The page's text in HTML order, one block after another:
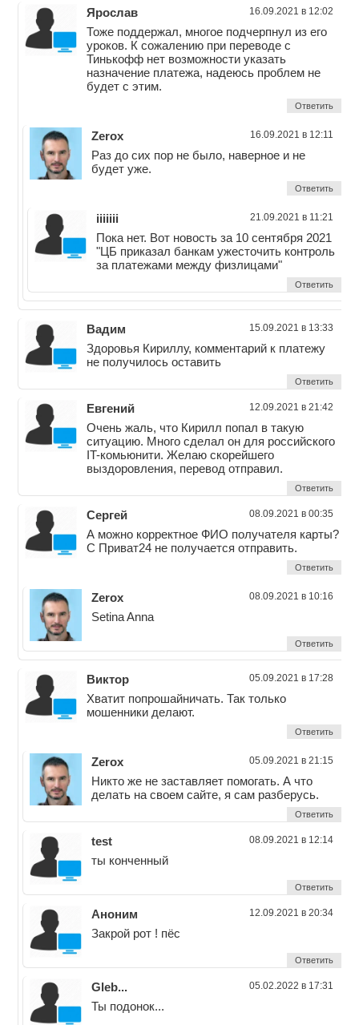
Ярослав 16.09.2021 в 12:02
Тоже поддержал, многое подчерпнул из его
уроков. К сожалению при переводе с
Тинькофф нет возможности указать
назначение платежа, надеюсь проблем не
будет с этим.
Ответить
Zerox 16.09.2021 в 12:11
Раз до сих пор не было, наверное и не
будет уже.
Ответить
iiiiiii 21.09.2021 в 11:21
Пока нет. Вот новость за 10 сентября 2021
"ЦБ приказал банкам ужесточить контроль
за платежами между физлицами"
Ответить
Вадим 15.09.2021 в 13:33
Здоровья Кириллу, комментарий к платежу
не получилось оставить
Ответить
Евгений 12.09.2021 в 21:42
Очень жаль, что Кирилл попал в такую
ситуацию. Много сделал он для российского
IT-комьюнити. Желаю скорейшего
выздоровления, перевод отправил.
Ответить
Сергей 08.09.2021 в 00:35
А можно корректное ФИО получателя карты?
С Приват24 не получается отправить.
Ответить
Zerox 08.09.2021 в 10:16
Setina Anna
Ответить
Виктор 05.09.2021 в 17:28
Хватит попрошайничать. Так только
мошенники делают.
Ответить
Zerox 05.09.2021 в 21:15
Никто же не заставляет помогать. А что
делать на своем сайте, я сам разберусь.
Ответить
test 08.09.2021 в 12:14
ты конченный
Ответить
Аноним 12.09.2021 в 20:34
Закрой рот ! пёс
Ответить
Gleb... 05.02.2022 в 17:31
Ты подонок...